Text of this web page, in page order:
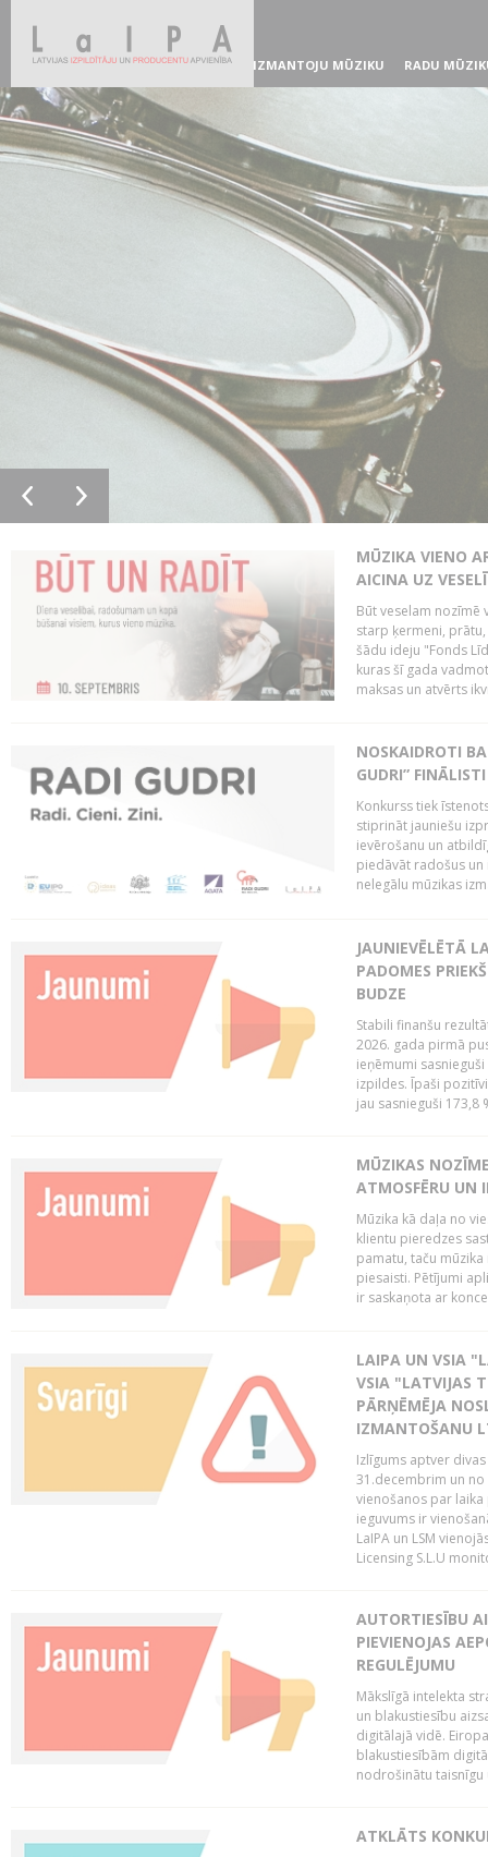
IZMANTOJU MŪZIKU RADU
MŪZIKA VIENO
AICINA UZ
Būt veselam nozīmē
starp ķermeni,
šādu ideju "Fonds
kuras šī gada
maksas un atvērts
NOSKAIDROTI
GUDRI” FINĀLISTI
Konkurss tiek
stiprināt jauniešu
ievērošanu un
piedāvāt radošus
nelegālu mūzikas
JAUNIEVĒLĒTĀ
PADOMES
BUDZE
Stabili finanšu
2026. gada pirmā
ieņēmumi
izpildes. Īpaši
jau sasnieguši 173,8
MŪZIKAS
ATMOSFĒRU UN
Mūzika kā daļa no
klientu pieredzes
pamatu, taču
piesaisti. Pētījumi
ir saskaņota ar
LAIPA UN VSIA
VSIA "LATVIJAS
PĀRŅĒMĒJA
IZMANTOŠANU
Izlīgums aptver
31.decembrim un no
vienošanos par
ieguvums ir
LaIPA un LSM
Licensing S.L.U
AUTORTIESĪBU
PIEVIENOJAS
REGULĒJUMU
Mākslīgā intelekta
un blakustiesību
digitālajā vidē.
blakustiesībām
nodrošinātu taisnīgu
ATKLĀTS